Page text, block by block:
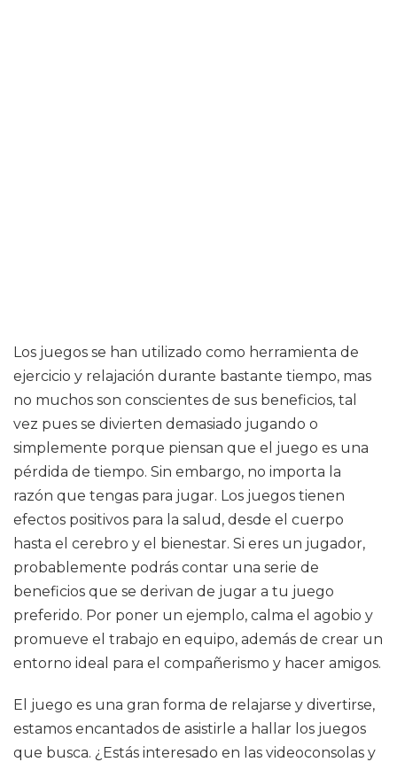
Los juegos se han utilizado como herramienta de
ejercicio y relajación durante bastante tiempo, mas
no muchos son conscientes de sus beneficios, tal
vez pues se divierten demasiado jugando o
simplemente porque piensan que el juego es una
pérdida de tiempo. Sin embargo, no importa la
razón que tengas para jugar. Los juegos tienen
efectos positivos para la salud, desde el cuerpo
hasta el cerebro y el bienestar. Si eres un jugador,
probablemente podrás contar una serie de
beneficios que se derivan de jugar a tu juego
preferido. Por poner un ejemplo, calma el agobio y
promueve el trabajo en equipo, además de crear un
entorno ideal para el compañerismo y hacer amigos.
El juego es una gran forma de relajarse y divertirse,
estamos encantados de asistirle a hallar los juegos
que busca. ¿Estás interesado en las videoconsolas y